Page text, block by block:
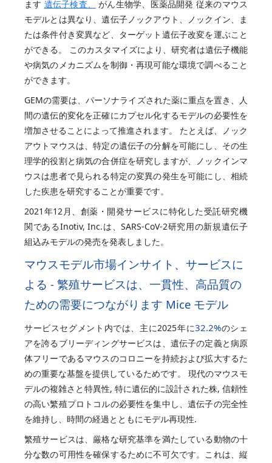
ます 遺伝子検査、
がん生物学、医薬品開発 従来のマウス
モデルとは異なり、遺伝子ノックアウト、ノックイン、ま
たは条件付き変異など、ターゲット遺伝子改変を運ぶこと
ができる。 このカスタマイズにより、研究者は遺伝子機能
や病気のメカニズムを制御・再現可能な環境で調べること
ができます。
GEMの需要は、パーソナライズされた薬に重点を置き、人
間の遺伝的変化を正確にカプセル化するモデルの必要性を
増加させることによって推進されます。 たとえば、ノック
アウトマウスは、特定の遺伝子の分解を可能にし、その生
理学的役割と病気の合併症を研究しますが、ノックインマ
ウスは患者で見られる特定の変異の発生を可能にし、相続
した疾患を研究することが重要です。
2021年12月、創薬・開発サービスに特化した受託研究機
関であるInotiv, Inc.は、SARS-CoV-2研究用の新規遺伝子
組込みモデルの発売を発表しました。
マウスモデル市場インサイト、サービスに
よる - 繁殖サービスは、一貫性、高品質の
ための需要につながります Mice モデル
サービスセグメント内では、主に2025年に32.2%のシェ
アを誇るブリーディングサービスは、遺伝子の定義と病原
体フリーであるマウスのコロニーを持続および拡大するた
めの重要な基盤を提供しているためです。 現代のマウスモ
デルの複雑さと特異性, 特に遺伝的に設計された株, 信頼性
の高い繁殖プロトコルの必要性を集中し、遺伝子の完全性
を維持し、時間の経過とともにモデル再現性.
繁殖サービスは、厳格な研究基準を満たしている動物の十
分な数の可用性を確保するために不可欠です。これは、縦